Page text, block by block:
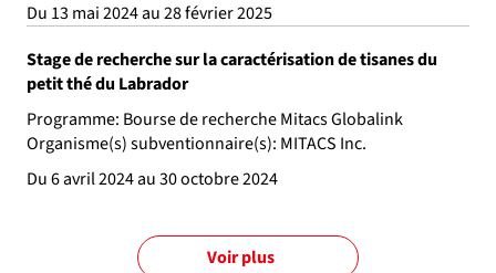
Du 13 mai 2024 au 28 février 2025
Stage de recherche sur la caractérisation de tisanes du
petit thé du Labrador
Programme: Bourse de recherche Mitacs Globalink
Organisme(s) subventionnaire(s): MITACS Inc.
Du 6 avril 2024 au 30 octobre 2024
Voir plus